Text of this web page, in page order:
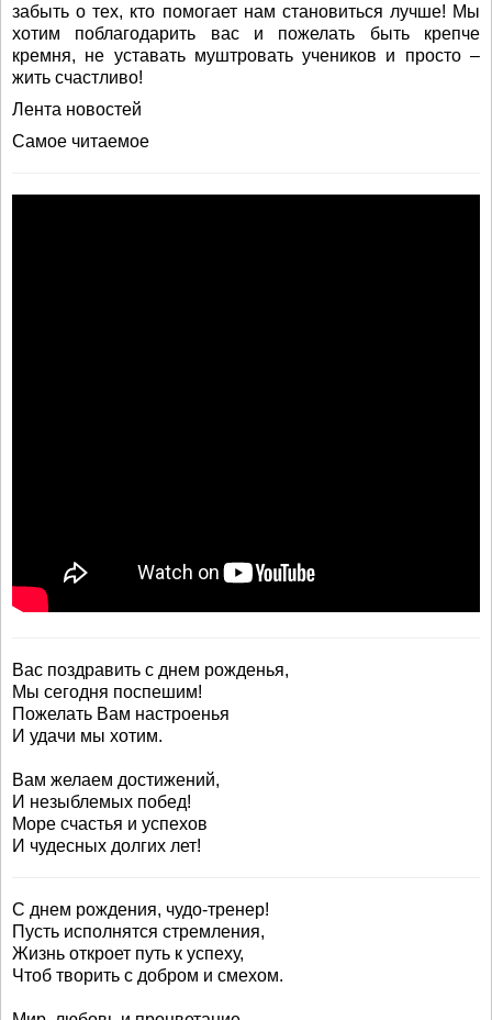
забыть о тех, кто помогает нам становиться лучше! Мы
хотим поблагодарить вас и пожелать быть крепче
кремня, не уставать муштровать учеников и просто –
жить счастливо!
Лента новостей
Самое читаемое
Вас поздравить с днем рожденья,
Мы сегодня поспешим!
Пожелать Вам настроенья
И удачи мы хотим.
Вам желаем достижений,
И незыблемых побед!
Море счастья и успехов
И чудесных долгих лет!
С днем рождения, чудо-тренер!
Пусть исполнятся стремления,
Жизнь откроет путь к успеху,
Чтоб творить с добром и смехом.